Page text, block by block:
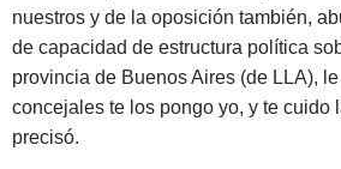
nuestros y de la oposición también,
de capacidad de estructura política
provincia de Buenos Aires (de LLA),
concejales te los pongo yo, y te cuido
precisó.